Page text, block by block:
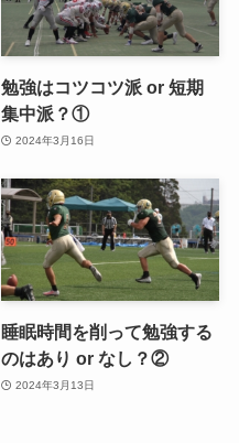
勉強はコツコツ派 or 短期
集中派？①
2024年3月16日
睡眠時間を削って勉強する
のはあり or なし？②
2024年3月13日